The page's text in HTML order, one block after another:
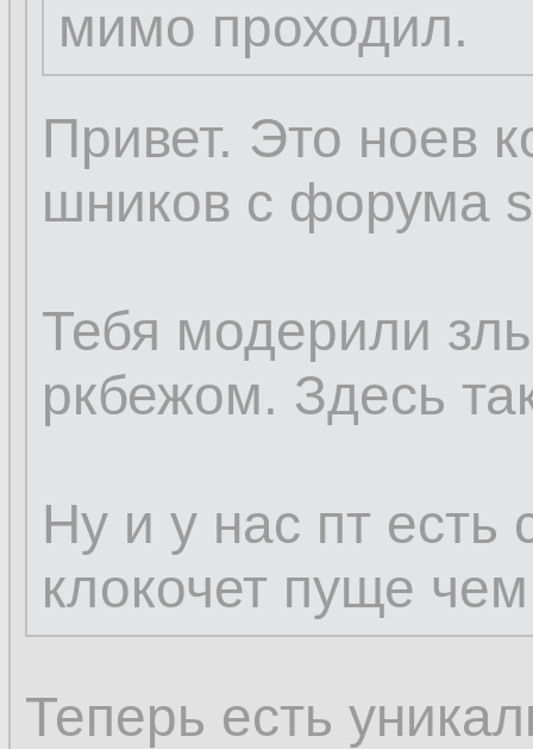
мимо проходил.
Привет. Это ноев
шников с форума
Тебя модерили
ркбежом. Здесь
Ну и у нас пт
клокочет пуще
Теперь есть